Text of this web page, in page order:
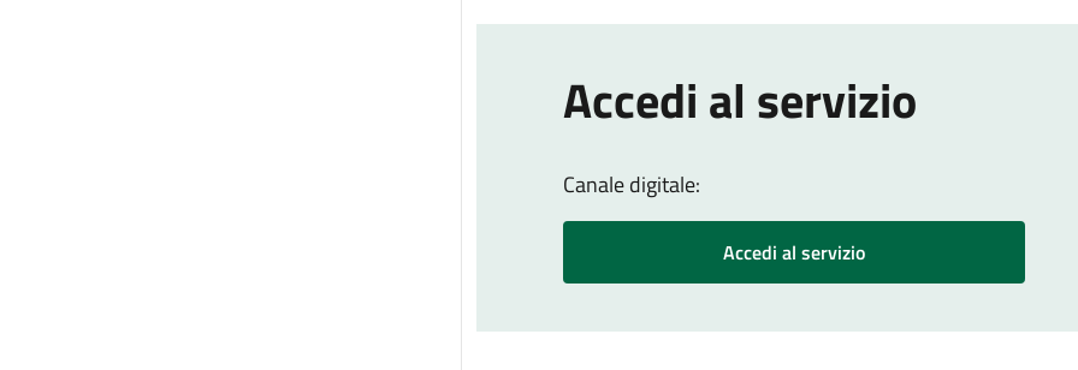
Accedi al servizio
Canale digitale:
Accedi al servizio